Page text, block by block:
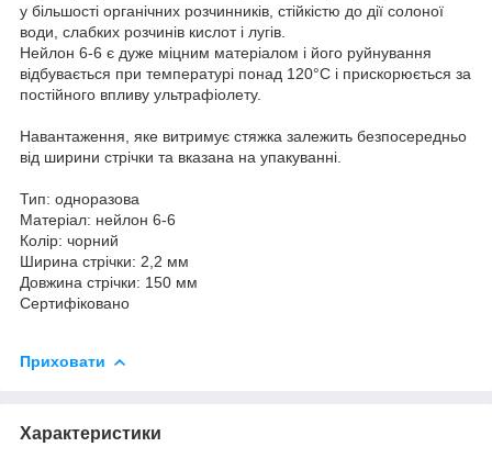
у більшості органічних розчинників, стійкістю до дії солоної
води, слабких розчинів кислот і лугів.
Нейлон 6-6 є дуже міцним матеріалом і його руйнування
відбувається при температурі понад 120°С і прискорюється за
постійного впливу ультрафіолету.
Навантаження, яке витримує стяжка залежить безпосередньо
від ширини стрічки та вказана на упакуванні.
Тип: одноразова
Матеріал: нейлон 6-6
Колір: чорний
Ширина стрічки: 2,2 мм
Довжина стрічки: 150 мм
Сертифіковано
Приховати
Характеристики